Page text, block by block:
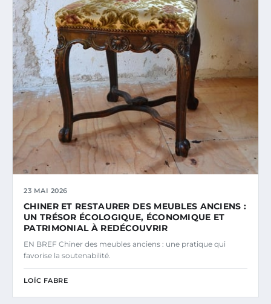
23 MAI 2026
CHINER ET RESTAURER DES MEUBLES ANCIENS :
UN TRÉSOR ÉCOLOGIQUE, ÉCONOMIQUE ET
PATRIMONIAL À REDÉCOUVRIR
EN BREF Chiner des meubles anciens : une pratique qui
favorise la soutenabilité.
LOÏC FABRE